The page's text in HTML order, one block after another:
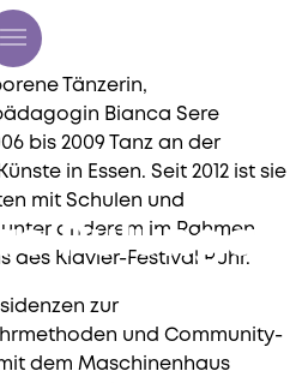
Pulungan
Tänzerin,
Bianca Sere
bis 2009 Tanz an der
in Essen. Seit 2012 ist sie
mit Schulen und
anderem im Rahmen
Klavier-Festival Ruhr.
zur
und Community-
dem Maschinenhaus